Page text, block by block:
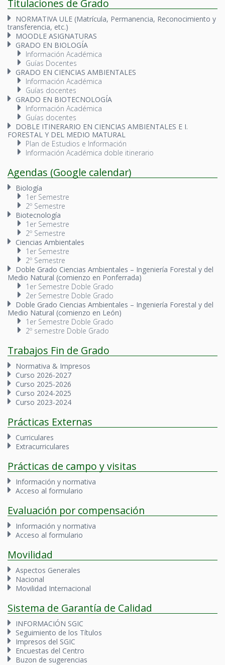
Titulaciones de Grado
NORMATIVA ULE (Matrícula, Permanencia, Reconocimiento y
transferencia, etc.)
MOODLE ASIGNATURAS
GRADO EN BIOLOGÍA
Información Académica
Guías Docentes
GRADO EN CIENCIAS AMBIENTALES
Información Académica
Guías docentes
GRADO EN BIOTECNOLOGÍA
Información Académica
Guías docentes
DOBLE ITINERARIO EN CIENCIAS AMBIENTALES E I.
FORESTAL Y DEL MEDIO MATURAL
Plan de Estudios e Información
Información Académica doble itinerario
Agendas (Google calendar)
Biología
1er Semestre
2º Semestre
Biotecnología
1er Semestre
2º Semestre
Ciencias Ambientales
1er Semestre
2º Semestre
Doble Grado Ciencias Ambientales – Ingeniería Forestal y del
Medio Natural (comienzo en Ponferrada)
1er Semestre Doble Grado
2er Semestre Doble Grado
Doble Grado Ciencias Ambientales – Ingeniería Forestal y del
Medio Natural (comienzo en León)
1er Semestre Doble Grado
2º semestre Doble Grado
Trabajos Fin de Grado
Normativa & Impresos
Curso 2026-2027
Curso 2025-2026
Curso 2024-2025
Curso 2023-2024
Prácticas Externas
Curriculares
Extracurriculares
Prácticas de campo y visitas
Información y normativa
Acceso al formulario
Evaluación por compensación
Información y normativa
Acceso al formulario
Movilidad
Aspectos Generales
Nacional
Movilidad Internacional
Sistema de Garantía de Calidad
INFORMACIÓN SGIC
Seguimiento de los Títulos
Impresos del SGIC
Encuestas del Centro
Buzon de sugerencias